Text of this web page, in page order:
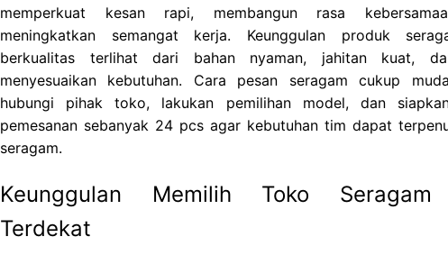
memperkuat kesan rapi, membangun rasa
meningkatkan semangat kerja. Keunggulan produk
berkualitas terlihat dari bahan nyaman, jahitan kuat,
menyesuaikan kebutuhan. Cara pesan seragam cukup
hubungi pihak toko, lakukan pemilihan model, dan
pemesanan sebanyak 24 pcs agar kebutuhan tim dapat
seragam.
Keunggulan Memilih Toko Seragam
Terdekat